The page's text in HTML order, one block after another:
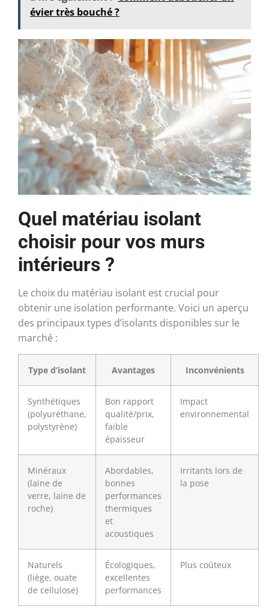
évier très bouché ?
Quel matériau isolant
choisir pour vos murs
intérieurs ?
Le choix du matériau isolant est crucial pour
obtenir une isolation performante. Voici un aperçu
des principaux types d’isolants disponibles sur le
marché :
Type d’isolant Avantages Inconvénients
Synthétiques
(polyuréthane,
polystyrène)
Bon rapport
qualité/prix,
faible
épaisseur
Impact
environnemental
Minéraux
(laine de
verre, laine de
roche)
Abordables,
bonnes
performances
thermiques
et
acoustiques
Irritants lors de
la pose
Naturels
(liège, ouate
de cellulose)
Écologiques,
excellentes
performances
Plus coûteux